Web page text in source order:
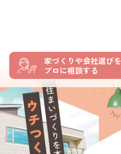
家づくりや会社選びを
プロに相談する